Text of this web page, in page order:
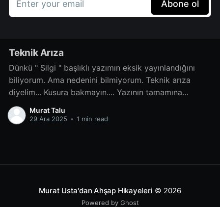
Enter your email Abone ol
Teknik Arıza
Dünkü " Silgi " başlıklı yazımın eksik yayınlandığını
biliyorum. Ama nedenini bilmiyorum. Teknik arıza
diyelim... Kusura bakmayın.... Yazının tamamına
www.ahsaphikayeleri.com adresini ziyaret ederek
veya aşağıdaki linke tıklayarak ulaşabilirsiniz
Murat Talu
29 Ara 2025 • 1 min read
Murat Usta'dan Ahşap Hikayeleri © 2026
Powered by Ghost